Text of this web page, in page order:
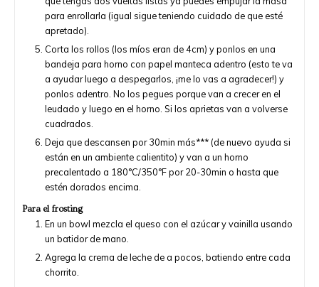
para enrollarla (igual sigue teniendo cuidado de que esté
apretado).
Corta los rollos (los míos eran de 4cm) y ponlos en una
bandeja para horno con papel manteca adentro (esto te va
a ayudar luego a despegarlos, ¡me lo vas a agradecer!) y
ponlos adentro. No los pegues porque van a crecer en el
leudado y luego en el horno. Si los aprietas van a volverse
cuadrados.
Deja que descansen por 30min más*** (de nuevo ayuda si
están en un ambiente calientito) y van a un horno
precalentado a 180°C/350°F por 20-30min o hasta que
estén dorados encima.
Para el frosting
En un bowl mezcla el queso con el azúcar y vainilla usando
un batidor de mano.
Agrega la crema de leche de a pocos, batiendo entre cada
chorrito.